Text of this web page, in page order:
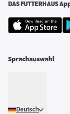
DAS FUTTERHAUS
Sprachauswahl
Deutsch